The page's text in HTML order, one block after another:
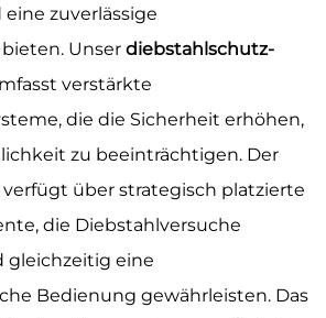
zuverlässige
Unser diebstahlschutz-
verstärkte
die die Sicherheit erhöhen,
zu beeinträchtigen. Der
verfügt über strategisch platzierte
die Diebstahlversuche
gleichzeitig eine
Bedienung gewährleisten. Das